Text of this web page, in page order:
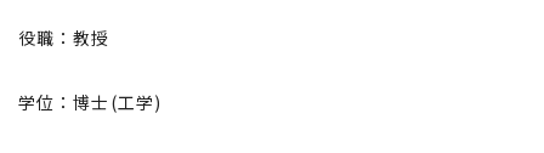
役職：教授
学位：博士(工学)